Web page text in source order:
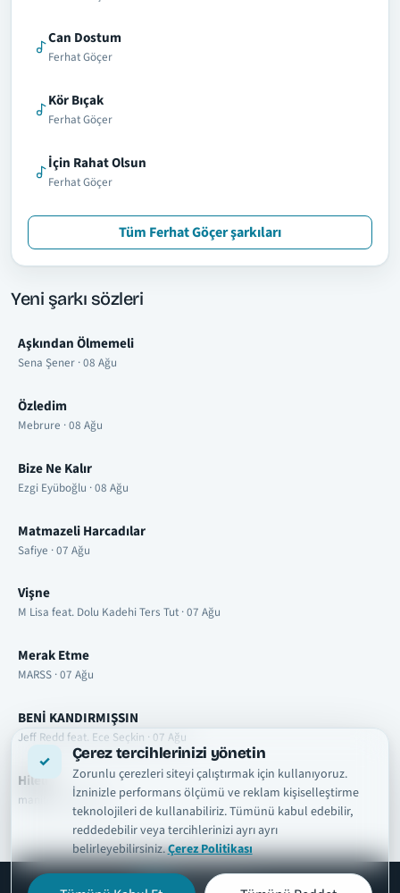
Çerez tercihlerinizi yönetin
Zorunlu çerezleri siteyi çalıştırmak için kullanıyoruz.
İzninizle performans ölçümü ve reklam kişiselleştirme
teknolojileri de kullanabiliriz. Tümünü kabul edebilir,
reddedebilir veya tercihlerinizi ayrı ayrı
belirleyebilirsiniz.Çerez Politikası
Can Dostum
Ferhat Göçer
Kör Bıçak
Ferhat Göçer
İçin Rahat Olsun
Ferhat Göçer
Tüm Ferhat Göçer şarkıları
Yeni şarkı sözleri
Aşkından Ölmemeli
Sena Şener · 08 Ağu
Özledim
Mebrure · 08 Ağu
Bize Ne Kalır
Ezgi Eyüboğlu · 08 Ağu
Matmazeli Harcadılar
Safiye · 07 Ağu
Vişne
M Lisa feat. Dolu Kadehi Ters Tut · 07 Ağu
Merak Etme
MARSS · 07 Ağu
BENİ KANDIRMIŞSIN
Jeff Redd feat. Ece Seçkin · 07 Ağu
Hileli
manifest · 07 Ağu